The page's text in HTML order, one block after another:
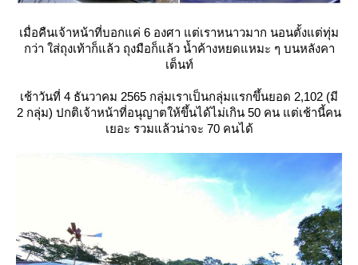
เมื่อคืนเจ้าหน้าที่บอกแค่ 6 องศา แต่เราหนาวมาก นอนตั้งแต่ทุ่ม
กว่า ใส่ถุงเท้าก็แล้ว ถุงมือก็แล้ว น้ำค้างหยดแหมะ ๆ บนหลังคา
เต็นท์
เช้าวันที่ 4 ธันวาคม 2565 กลุ่มเราเป็นกลุ่มแรกขึ้นยอด 2,102 (มี
2 กลุ่ม) ปกติเจ้าหน้าที่อนุญาตให้ขึ้นได้ไม่เกิน 50 คน แต่เช้านี้คน
เยอะ รวมแล้วน่าจะ 70 คนได้